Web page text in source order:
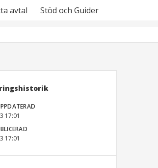
avtal Stöd och Guider
17:01
17:01